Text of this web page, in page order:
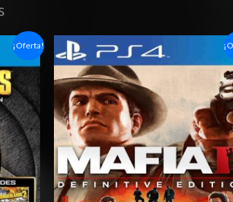
¡Oferta!
de
precios:
desde
$6.03
hasta
$10.03